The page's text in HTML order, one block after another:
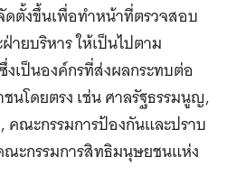
ดตั้งขึ้นเพื่อทำหน้าที่ตรวจสอบ
ยบริหาร ให้เป็นไปตาม
เป็นองค์กรที่ส่งผลกระทบต่อ
นโดยตรง เช่น ศาลรัฐธรรมนูญ,
คณะกรรมการป้องกันและปราบ
ะกรรมการสิทธิมนุษยชนแห่ง